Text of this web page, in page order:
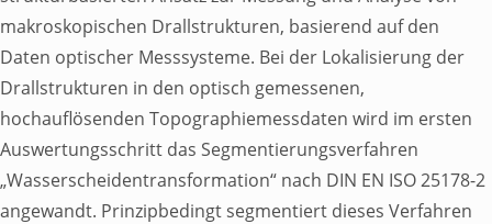
makroskopischen Drallstrukturen, basierend auf den
Daten optischer Messsysteme. Bei der Lokalisierung der
Drallstrukturen in den optisch gemessenen,
hochauflösenden Topographiemessdaten wird im ersten
Auswertungsschritt das Segmentierungsverfahren
„Wasserscheidentransformation“ nach DIN EN ISO 25178-2
angewandt. Prinzipbedingt segmentiert dieses Verfahren
Partner
Über Uns
Toggle Submenu